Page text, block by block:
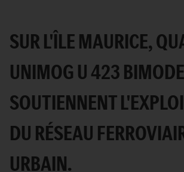
SUR L'ÎLE MAURICE,
UNIMOG U 423 BIMODE
SOUTIENNENT
DU RÉSEAU
URBAIN.